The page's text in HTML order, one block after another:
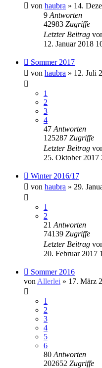
von haubra » 14.
9 Antworten
42983 Zugriffe
Letzter Beitrag
12. Januar 2018
Sommer 2017
von haubra » 12. Juli
1
2
3
4
47 Antworten
125287 Zugriffe
Letzter Beitrag
25. Oktober 2017
Winter 2016/17
von haubra » 29.
1
2
21 Antworten
74139 Zugriffe
Letzter Beitrag
20. Februar 2017
Sommer 2016
von Allerlei » 17. März
1
2
3
4
5
6
80 Antworten
202652 Zugriffe